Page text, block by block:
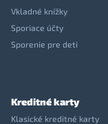
Vkladné knížky
Sporiace účty
Sporenie pre deti
Kreditné karty
Klasické kreditné karty